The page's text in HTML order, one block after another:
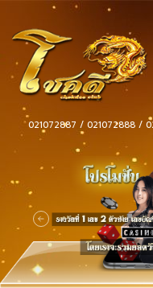
021072887 / 021072888 /